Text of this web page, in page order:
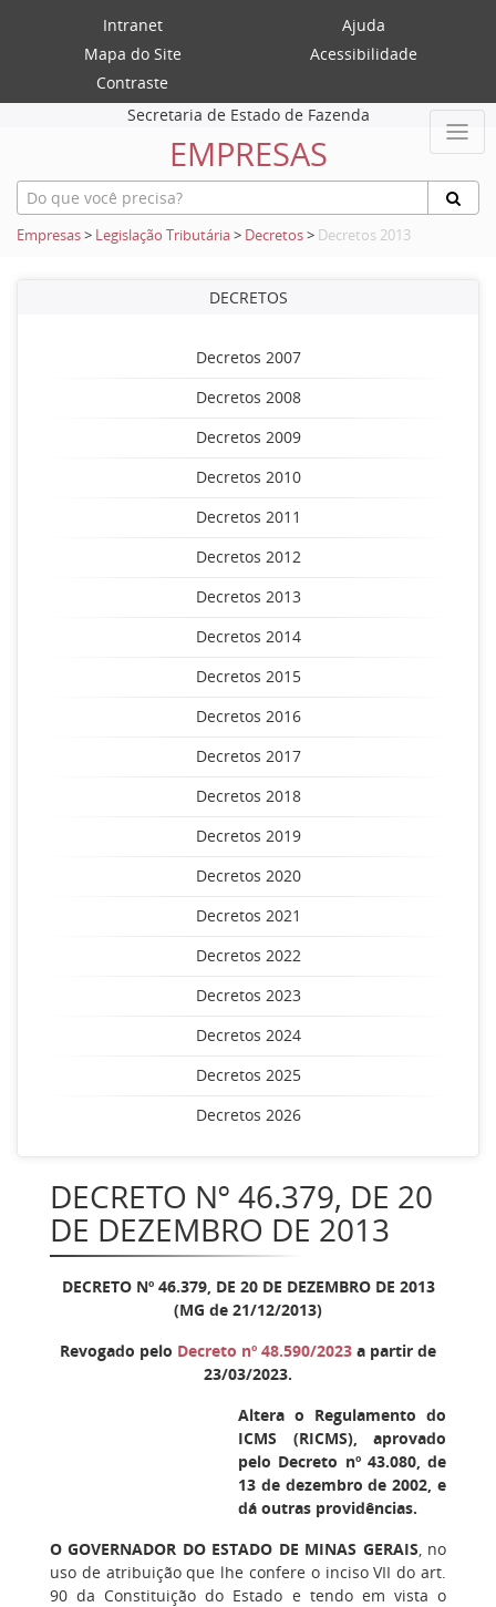
Intranet
Ajuda
Mapa do Site
Acessibilidade
Contraste
Secretaria de Estado de Fazenda
EMPRESAS
Empresas> Legislação Tributária> Decretos> Decretos 2013
DECRETOS
Decretos 2007
Decretos 2008
Decretos 2009
Decretos 2010
Decretos 2011
Decretos 2012
Decretos 2013
Decretos 2014
Decretos 2015
Decretos 2016
Decretos 2017
Decretos 2018
Decretos 2019
Decretos 2020
Decretos 2021
Decretos 2022
Decretos 2023
Decretos 2024
Decretos 2025
Decretos 2026
DECRETO Nº 46.379, DE 20
DE DEZEMBRO DE 2013
DECRETO Nº 46.379, DE 20 DE DEZEMBRO DE 2013
(MG de 21/12/2013)
Revogado pelo Decreto nº 48.590/2023 a partir de
23/03/2023.
Altera o Regulamento do
ICMS (RICMS), aprovado
pelo Decreto nº 43.080, de
13 de dezembro de 2002, e
dá outras providências.
O GOVERNADOR DO ESTADO DE MINAS GERAIS, no
uso de atribuição que lhe confere o inciso VII do art.
90 da Constituição do Estado e tendo em vista o